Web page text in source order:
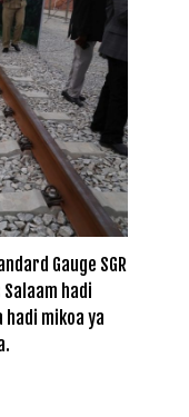
Gauge SGR
hadi
hadi mikoa ya